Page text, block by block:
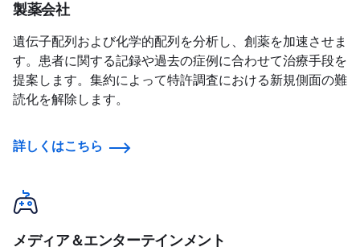
製薬会社
遺伝子配列および化学的配列を分析し、創薬を加速させま
す。患者に関する記録や過去の症例に合わせて治療手段を
提案します。集約によって特許調査における新規側面の難
読化を解除します。
詳しくはこちら
メディア＆エンターテインメント